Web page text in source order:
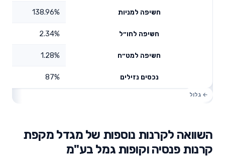
חשיפה למניות 138.96%
חשיפה לחו״ל 2.34%
חשיפה למט״ח 1.28%
נכסים נזילים 87%
השוואה לקרנות נוספות של מגדל מקפת
קרנות פנסיה וקופות גמל בע"מ